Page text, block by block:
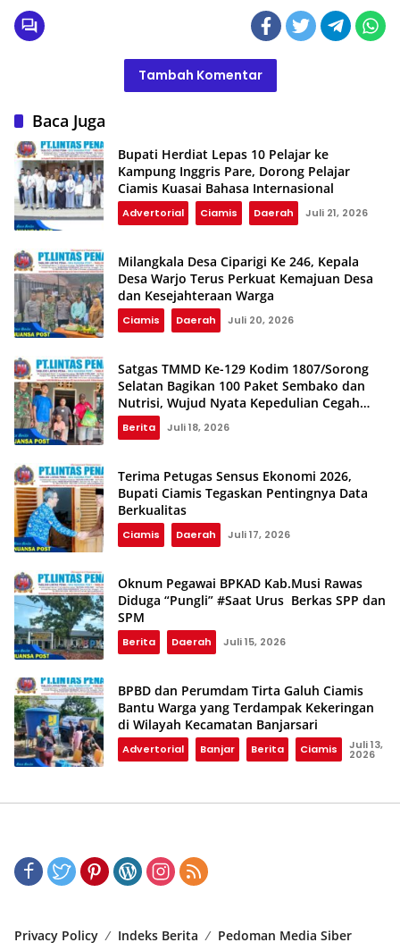
Tambah Komentar
Baca Juga
Bupati Herdiat Lepas 10 Pelajar ke
Kampung Inggris Pare, Dorong Pelajar
Ciamis Kuasai Bahasa Internasional
Advertorial Ciamis Daerah Juli 21, 2026
Milangkala Desa Ciparigi Ke 246, Kepala
Desa Warjo Terus Perkuat Kemajuan Desa
dan Kesejahteraan Warga
Ciamis Daerah Juli 20, 2026
Satgas TMMD Ke-129 Kodim 1807/Sorong
Selatan Bagikan 100 Paket Sembako dan
Nutrisi, Wujud Nyata Kepedulian Cegah
Stunting
Berita Juli 18, 2026
Terima Petugas Sensus Ekonomi 2026,
Bupati Ciamis Tegaskan Pentingnya Data
Berkualitas
Ciamis Daerah Juli 17, 2026
Oknum Pegawai BPKAD Kab.Musi Rawas
Diduga “Pungli” #Saat Urus Berkas SPP dan
SPM
Berita Daerah Juli 15, 2026
BPBD dan Perumdam Tirta Galuh Ciamis
Bantu Warga yang Terdampak Kekeringan
di Wilayah Kecamatan Banjarsari
Advertorial Banjar Berita Ciamis Juli 13,
2026
Privacy Policy Indeks Berita Pedoman Media Siber